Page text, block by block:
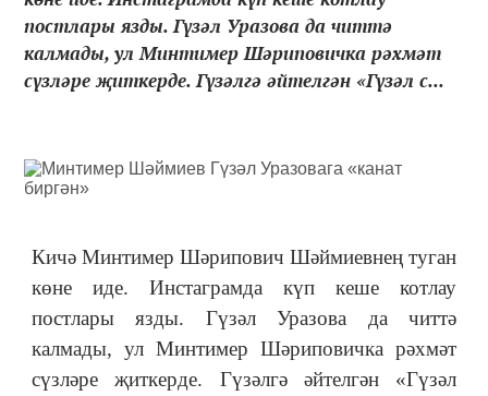
постлары язды. Гүзәл Уразова да читтә
калмады, ул Минтимер Шәриповичка рәхмәт
сүзләре җиткерде. Гүзәлгә әйтелгән «Гүзәл с...
Кичә Минтимер Шәрипович Шәймиевнең туган
көне иде. Инстаграмда күп кеше котлау
постлары язды. Гүзәл Уразова да читтә
калмады, ул Минтимер Шәриповичка рәхмәт
сүзләре җиткерде. Гүзәлгә әйтелгән «Гүзәл